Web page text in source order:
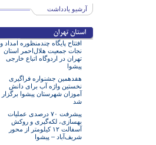
آرشیو یادداشت
افتتاح پایگاه چندمنظوره امداد و
نجات جمعیت هلال‌احمر استان
تهران در اردوگاه اتباع خارجی
پیشوا
هفدهمین جشنواره فراگیری
نخستین واژه آب برای دانش
آموزان شهرستان پیشوا برگزار
شد
پیشرفت ۷۰ درصدی عملیات
بهسازی، لکه‌گیری و روکش
آسفالت ۱۲ کیلومتر از محور
شریف‌آباد – پیشوا